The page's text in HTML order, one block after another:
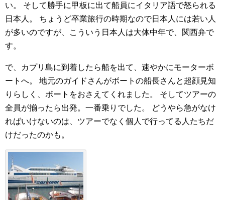
い。
そして勝手に甲板に出て船員にイタリア語で怒られる
日本人。
ちょうど卒業旅行の時期なので日本人には若い人
が多いのですが、こういう日本人は大体中年で、関西弁で
す。
で、カプリ島に到着したら船を出て、速やかにモーターボ
ートへ。
地元のガイドさんがボートの船長さんと超顔見知
りらしく、ボートをおさえてくれました。
そしてツアーの
全員が揃ったら出発。一番乗りでした。
どうやら急がなけ
ればいけないのは、ツアーでなく個人で行ってる人たちだ
けだったのかも。